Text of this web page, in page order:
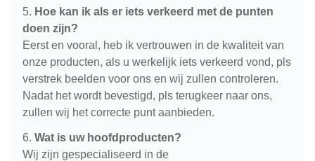
5. Hoe kan ik als er iets verkeerd met de punten
doen zijn?
Eerst en vooral, heb ik vertrouwen in de kwaliteit van
onze producten, als u werkelijk iets verkeerd vond, pls
verstrek beelden voor ons en wij zullen controleren.
Nadat het wordt bevestigd, pls terugkeer naar ons,
zullen wij het correcte punt aanbieden.
6. Wat is uw hoofdproducten?
Wij zijn gespecialiseerd in de